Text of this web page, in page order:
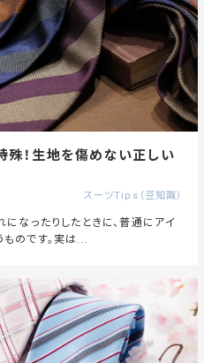
殊！生地を傷めない正しい
スーツTips（豆知識）
になったりしたときに、普通にアイ
のです。実は...